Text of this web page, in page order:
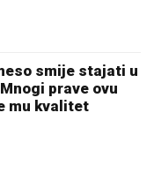
smije stajati u
prave ovu
mu kvalitet